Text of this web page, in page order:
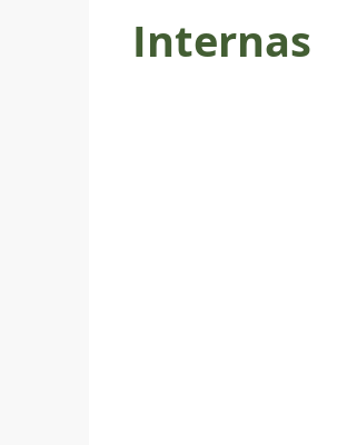
Internas